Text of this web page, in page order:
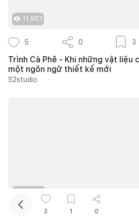
11.987
5 0 3
Trình Cà Phê - Khi những vật liệu
một ngôn ngữ thiết kế mới
S2studio
3 1 0